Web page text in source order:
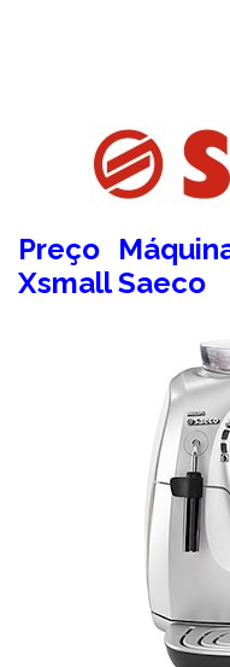
Preço
Xsmall Saeco